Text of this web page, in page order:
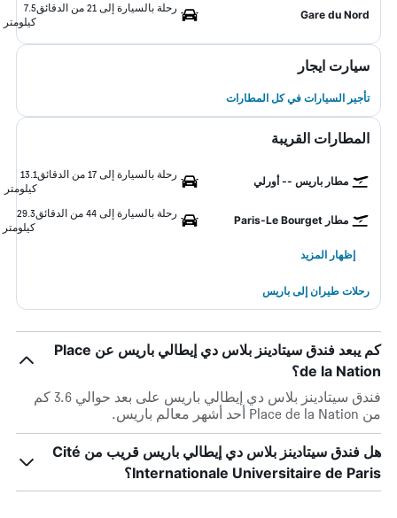
Gare du Nord
رحلة بالسيارة إلى 21 من الدقائق
7.5
كيلومتر
سيارت ايجار
تأجير السيارات في كل المطارات
المطارات القريبة
مطار باريس -- أورلي
رحلة بالسيارة إلى 17 من الدقائق
13.1
كيلومتر
مطار Paris-Le Bourget
رحلة بالسيارة إلى 44 من الدقائق
29.3
كيلومتر
إظهار المزيد
رحلات طيران إلى باريس
كم يبعد فندق سيتادينز بلاس دي إيطالي باريس عن Place
de la Nation؟
فندق سيتادينز بلاس دي إيطالي باريس على بعد حوالي 3.6 كم
من Place de la Nation أحد أشهر معالم باريس.
هل فندق سيتادينز بلاس دي إيطالي باريس قريب من Cité
Internationale Universitaire de Paris؟